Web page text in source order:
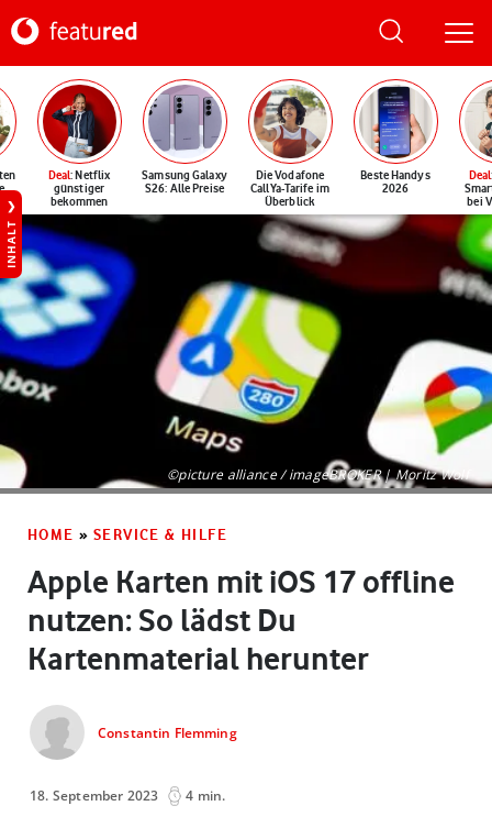
Deal: Netflix
günstiger
bekommen
Samsung Galaxy
S26: Alle Preise
Die Vodafone
CallYa-Tarife im
Überblick
Beste Handys
2026
Deal
bei
INHALT
©picture alliance / imageBROKER | Moritz Wolf
HOME » SERVICE & HILFE
Apple Karten mit iOS 17 offline
nutzen: So lädst Du
Kartenmaterial herunter
Constantin Flemming
18. September 2023 4 min.